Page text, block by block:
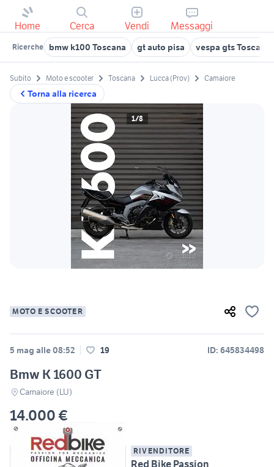
Home Cerca Vendi Messaggi
Ricerche bmw k100 Toscana gt auto pisa vespa gts Toscana
Torna alla ricerca
Subito Moto e scooter Toscana Lucca (Prov) Camaiore
1/8
MOTO E SCOOTER
5 mag alle 08:52 19 ID: 645834498
Bmw K 1600 GT
Camaiore (LU)
14.000 €
RIVENDITORE
Red Bike Passion